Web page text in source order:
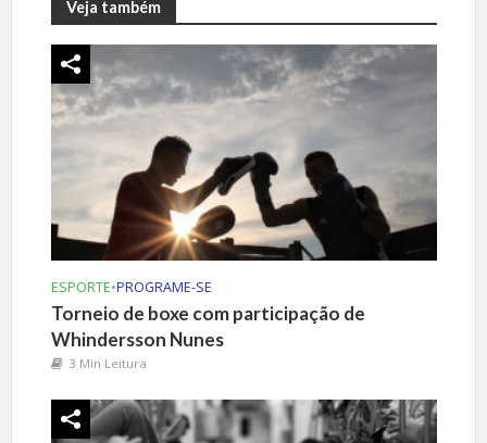
Veja também
ESPORTE•PROGRAME-SE
Torneio de boxe com participação de
Whindersson Nunes
3 Min Leitura